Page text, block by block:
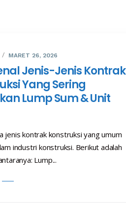
MARET 26, 2026
Jenis-Jenis Kontrak
Yang Sering
Lump Sum & Unit
jenis kontrak konstruksi yang umum
industri konstruksi. Berikut adalah
Lump...